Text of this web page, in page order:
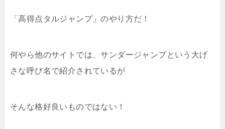
「高得点タルジャンプ」のやり方だ！
何やら他のサイトでは、サンダージャンプという大げ
さな呼び名で紹介されているが
そんな格好良いものではない！